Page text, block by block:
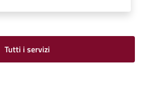
Tutti i servizi